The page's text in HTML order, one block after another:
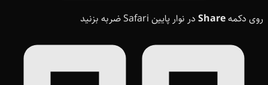
روی دکمهShare در نوار پایین Safari ضربه بزنید